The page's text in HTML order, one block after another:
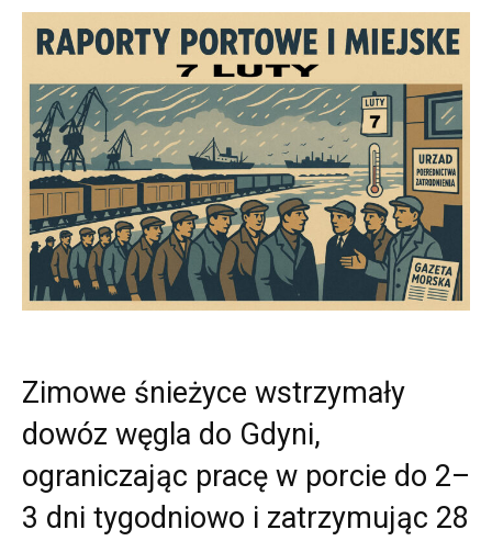
Zimowe śnieżyce wstrzymały
dowóz węgla do Gdyni,
ograniczając pracę w porcie do 2–
3 dni tygodniowo i zatrzymując 28